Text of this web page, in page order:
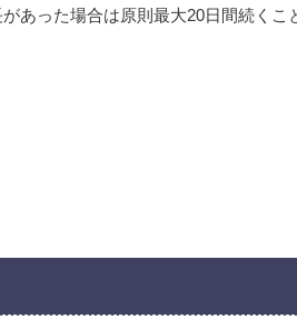
あった場合は原則最大20日間続くこ